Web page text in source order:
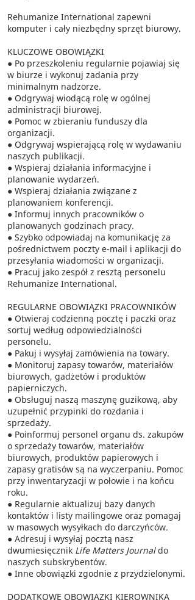
Rehumanize International zapewni
komputer i cały niezbędny sprzęt biurowy.
KLUCZOWE OBOWIĄZKI
● Po przeszkoleniu regularnie pojawiaj się
w biurze i wykonuj zadania przy
minimalnym nadzorze.
● Odgrywaj wiodącą rolę w ogólnej
administracji biurowej.
● Pomoc w zbieraniu funduszy dla
organizacji.
● Odgrywaj wspierającą rolę w wydawaniu
naszych publikacji.
● Wspieraj działania informacyjne i
planowanie wydarzeń.
● Wspieraj działania związane z
planowaniem konferencji.
● Informuj innych pracowników o
planowanych godzinach pracy.
● Szybko odpowiadaj na komunikację za
pośrednictwem poczty e-mail i aplikacji do
przesyłania wiadomości w organizacji.
● Pracuj jako zespół z resztą personelu
Rehumanize International.
REGULARNE OBOWIĄZKI PRACOWNIKÓW
● Otwieraj codzienną pocztę i paczki oraz
sortuj według odpowiedzialności
personelu.
● Pakuj i wysyłaj zamówienia na towary.
● Monitoruj zapasy towarów, materiałów
biurowych, gadżetów i produktów
papierniczych.
● Obsługuj naszą maszynę guzikową, aby
uzupełnić przypinki do rozdania i
sprzedaży.
● Poinformuj personel organu ds. zakupów
o sprzedaży towarów, materiałów
biurowych, produktów papierowych i
zapasy gratisów są na wyczerpaniu. Pomoc
przy inwentaryzacji w połowie i na końcu
roku.
● Regularnie aktualizuj bazy danych
kontaktów i listy mailingowe oraz pomagaj
w masowych wysyłkach do darczyńców.
● Adresuj i wysyłaj pocztą nasz
dwumiesięcznik Life Matters Journaldo
naszych subskrybentów.
● Inne obowiązki zgodnie z przydzielonymi.
DODATKOWE OBOWIĄZKI KIEROWNIKA